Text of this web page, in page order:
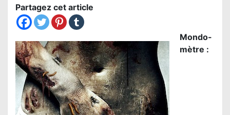
Partagez cet article
Mondo-
mètre :